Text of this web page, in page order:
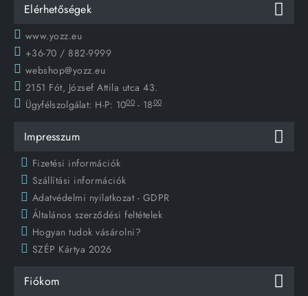
Elérhetőségek
www.yozz.eu
+36-70 / 882-9999
webshop@yozz.eu
2151 Fót, József Attila utca 43.
Ügyfélszolgálat: H-P: 1000 - 1800
Impresszum
Fizetési információk
Szállítási információk
Adatvédelmi nyilatkozat - GDPR
Általános szerződési feltételek
Hogyan tudok vásárolni?
SZÉP Kártya 2026
Fiókom